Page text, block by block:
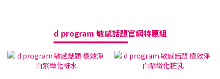
d program 敏感話題官網特惠組